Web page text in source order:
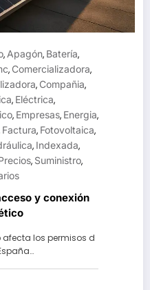
, Apagón, Batería,
, Comercializadora,
, Compañia,
, Eléctrica,
, Empresas, Energia,
Factura, Fotovoltaica,
, Indexada,
, Suministro,
y conexión
los permisos d